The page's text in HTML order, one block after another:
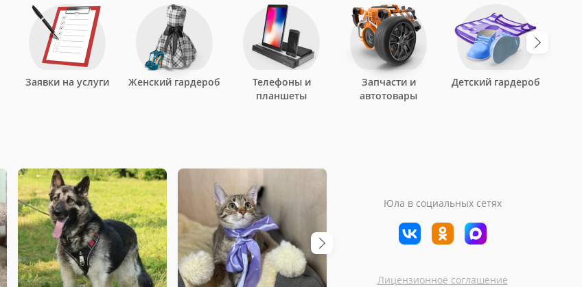
Заявки на услуги Женский гардероб
Телефоны и
планшеты
Запчасти и
автотовары
Детский гардероб
Юла в социальных сетях
Лицензионное соглашение